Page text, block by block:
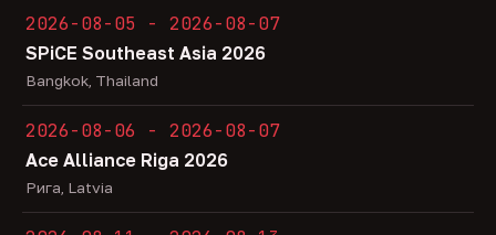
2026-08-05 - 2026-08-07
SPiCE Southeast Asia 2026
Bangkok, Thailand
2026-08-06 - 2026-08-07
Ace Alliance Riga 2026
Рига, Latvia